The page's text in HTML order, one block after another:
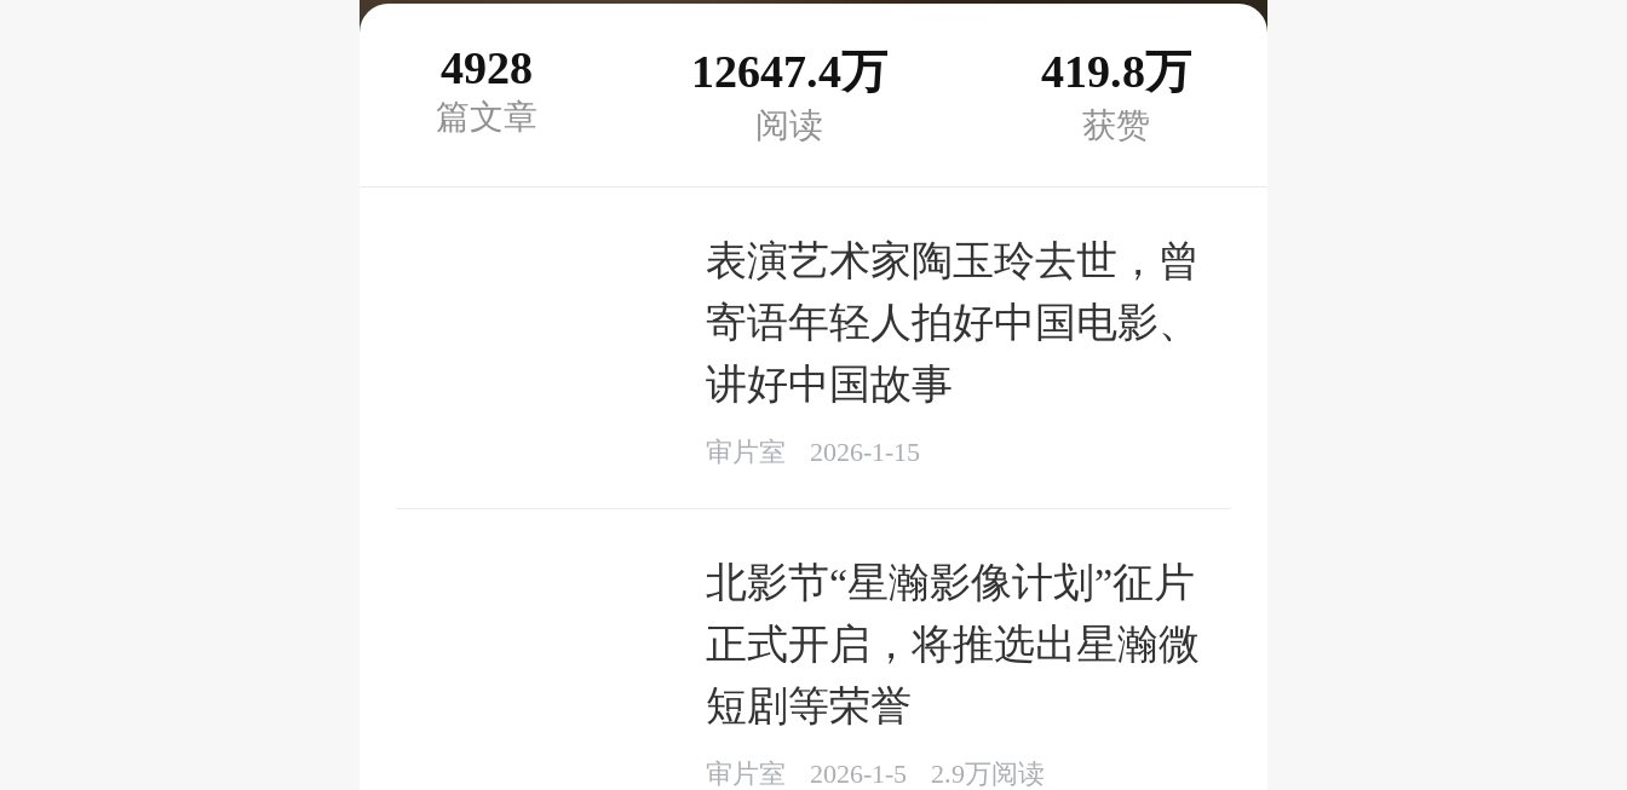
4928
篇文章
12647.4万
阅读
419.8万
获赞
表演艺术家陶玉玲去世，曾
寄语年轻人拍好中国电影、
讲好中国故事
审片室 2026-1-15
北影节“星瀚影像计划”征片
正式开启，将推选出星瀚微
短剧等荣誉
审片室 2026-1-5 2.9万阅读